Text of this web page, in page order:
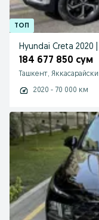
Hyundai Creta 2020
184 677 850 сум
Ташкент,
2020 - 70 000 км